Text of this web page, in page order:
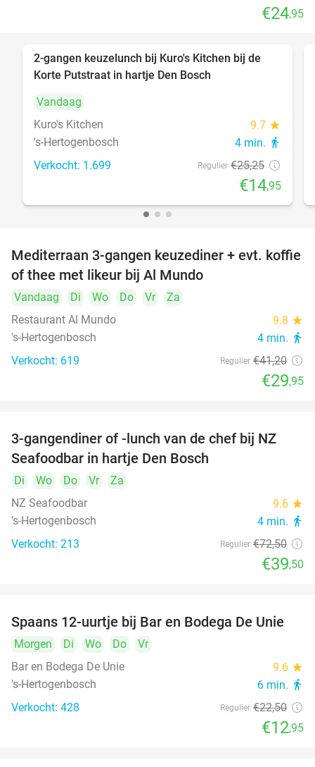
€24,95
2-gangen keuzelunch bij Kuro's Kitchen bij de
Korte Putstraat in hartje Den Bosch
Vandaag
Kuro's Kitchen
9.7 star
's-Hertogenbosch 4 min. directions_walk
Verkocht: 1.699 Regulier €25,25
€14,95
27%
Mediterraan 3-gangen keuzediner + evt. koffie
of thee met likeur bij Al Mundo
Vandaag Di Wo Do Vr
Za
Restaurant Al Mundo
9.8 star
's-Hertogenbosch 4 min. directions_walk
Verkocht: 619 Regulier €41,20
€29,95
46%
3-gangendiner of -lunch van de chef bij NZ
Seafoodbar in hartje Den Bosch
Di Wo Do Vr
Za
NZ Seafoodbar
9.6 star
's-Hertogenbosch 4 min. directions_walk
Verkocht: 213 Regulier €72,50
€39,50
42%
Spaans 12-uurtje bij Bar en Bodega De Unie
Morgen Di Wo Do
Vr
Bar en Bodega De Unie
9.6 star
's-Hertogenbosch 6 min. directions_walk
Verkocht: 428 Regulier €22,50
€12,95